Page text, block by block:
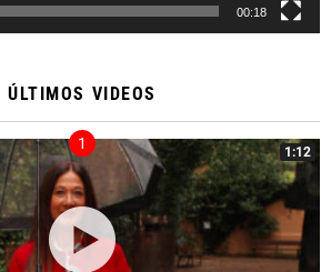
00:18
ÚLTIMOS VIDEOS
1:12